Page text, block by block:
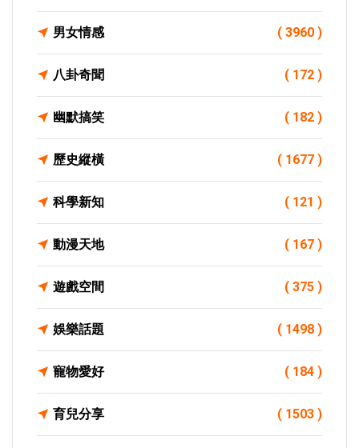
男女情感 ( 3960 )
八卦奇聞 ( 172 )
幽默搞笑 ( 182 )
歷史縱橫 ( 1677 )
科學新知 ( 121 )
動漫天地 ( 167 )
遊戲空間 ( 375 )
娛樂話題 ( 1498 )
寵物愛好 ( 184 )
育兒分享 ( 1503 )